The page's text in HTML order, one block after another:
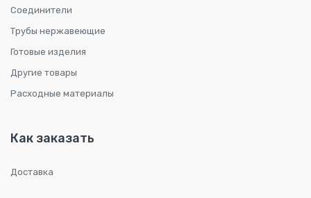
Соединители
Трубы нержавеющие
Готовые изделия
Другие товары
Расходные материалы
Как заказать
Доставка